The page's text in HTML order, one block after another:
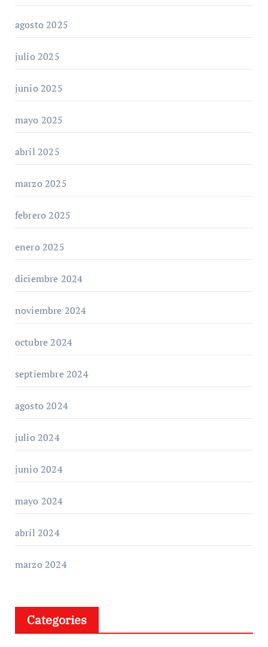
agosto 2025
julio 2025
junio 2025
mayo 2025
abril 2025
marzo 2025
febrero 2025
enero 2025
diciembre 2024
noviembre 2024
octubre 2024
septiembre 2024
agosto 2024
julio 2024
junio 2024
mayo 2024
abril 2024
marzo 2024
Categories